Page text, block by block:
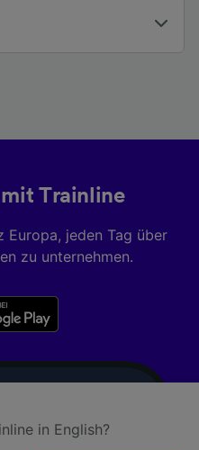
mit Trainline
Europa, jeden Tag über
zu unternehmen.
in English?